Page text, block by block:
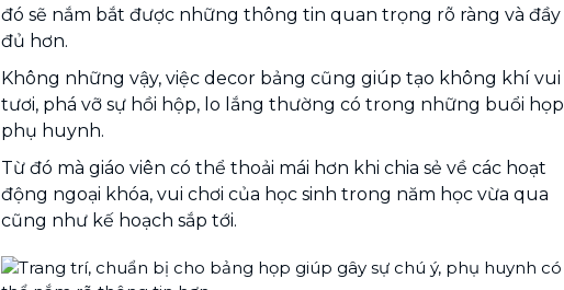
đó sẽ nắm bắt được những thông tin quan trọng rõ ràng và đầy
đủ hơn.
Không những vậy, việc decor bảng cũng giúp tạo không khí vui
tươi, phá vỡ sự hồi hộp, lo lắng thường có trong những buổi họp
phụ huynh.
Từ đó mà giáo viên có thể thoải mái hơn khi chia sẻ về các hoạt
động ngoại khóa, vui chơi của học sinh trong năm học vừa qua
cũng như kế hoạch sắp tới.